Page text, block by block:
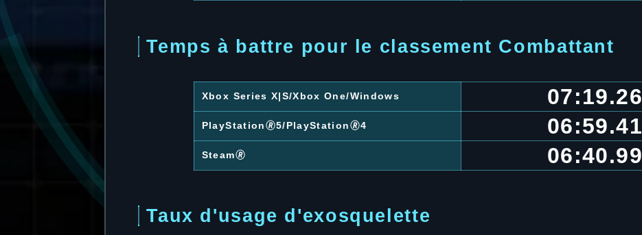
Temps à battre pour le classement Combattant
Xbox Series X|S/Xbox One/Windows 07:19.26
PlayStation🄬5/PlayStation🄬4 06:59.41
Steam🄬 06:40.99
Taux d'usage d'exosquelette